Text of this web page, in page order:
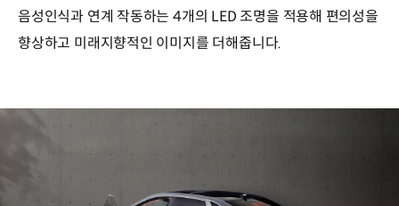
음성인식과 연계 작동하는 4개의 LED 조명을 적용해 편의성을
향상하고 미래지향적인 이미지를 더해줍니다.